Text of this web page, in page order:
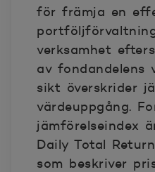
för främja en
verksamhet
av fondandelens
sikt överskrider
värdeuppgång.
jämförelseindex
Daily Total
som beskriver